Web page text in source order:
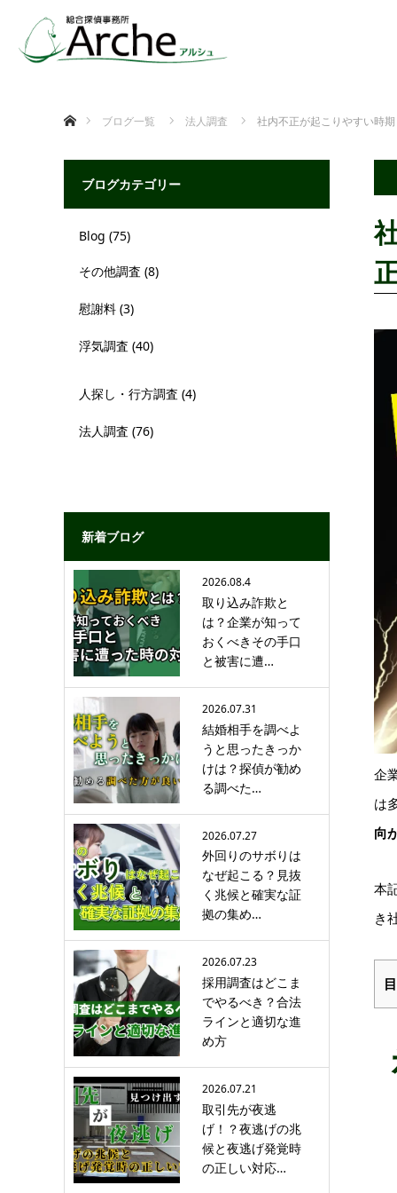
ブログ一覧
法人調査 社内不正が起こりやすい時
企
は
向
本
き
ブログカテゴリー
Blog (75)
その他調査 (8)
慰謝料 (3)
浮気調査 (40)
人探し・行方調査 (4)
法人調査 (76)
新着ブログ
2026.08.4
取り込み詐欺と
は？企業が知って
おくべきその手口
と被害に遭…
2026.07.31
結婚相手を調べよ
うと思ったきっか
けは？探偵が勧め
る調べた…
2026.07.27
外回りのサボりは
なぜ起こる？見抜
く兆候と確実な証
拠の集め…
2026.07.23
採用調査はどこま
でやるべき？合法
ラインと適切な進
め方
2026.07.21
取引先が夜逃
げ！？夜逃げの兆
候と夜逃げ発覚時
の正しい対応…